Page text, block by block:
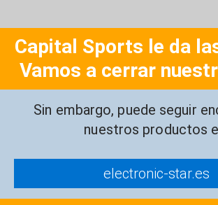
Capital Sports le da
Vamos a cerrar
Sin embargo, puede seguir
nuestros productos
electronic-star.es